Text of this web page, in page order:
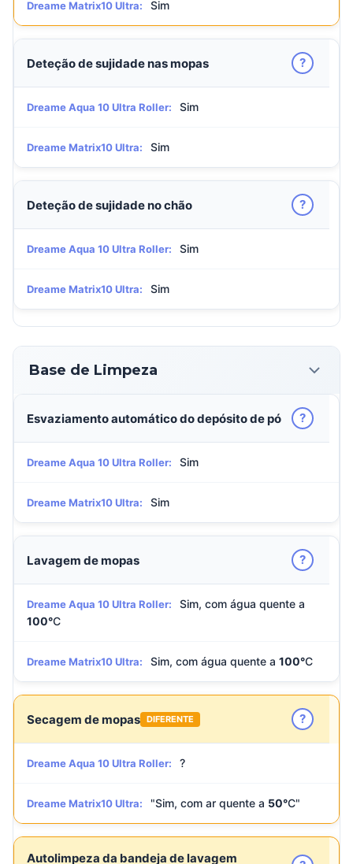
Dreame Matrix10 Ultra: Sim
Deteção de sujidade nas mopas ?
Dreame Aqua 10 Ultra Roller: Sim
Dreame Matrix10 Ultra: Sim
Deteção de sujidade no chão ?
Dreame Aqua 10 Ultra Roller: Sim
Dreame Matrix10 Ultra: Sim
Base de Limpeza
Esvaziamento automático do depósito de pó ?
Dreame Aqua 10 Ultra Roller: Sim
Dreame Matrix10 Ultra: Sim
Lavagem de mopas ?
Dreame Aqua 10 Ultra Roller:
Sim, com água quente a
100°C
Dreame Matrix10 Ultra: Sim, com água quente a 100°C
Secagem de mopas DIFERENTE ?
Dreame Aqua 10 Ultra Roller: ?
Dreame Matrix10 Ultra: "Sim, com ar quente a 50°C"
Autolimpeza da bandeja de lavagem